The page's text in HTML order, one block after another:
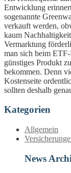
Entwicklung
sogenannte
verkauft werden,
kaum
Vermarktung
man sich beim
günstiges Produkt zu
bekommen. Denn
Kostenseite
sollten deshalb
Kategorien
Allgemein
News